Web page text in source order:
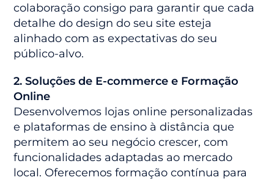
colaboração consigo para garantir que cada
detalhe do design do seu site esteja
alinhado com as expectativas do seu
público-alvo.
2. Soluções de E-commerce e Formação
Online
Desenvolvemos lojas online personalizadas
e plataformas de ensino à distância que
permitem ao seu negócio crescer, com
funcionalidades adaptadas ao mercado
local. Oferecemos formação contínua para